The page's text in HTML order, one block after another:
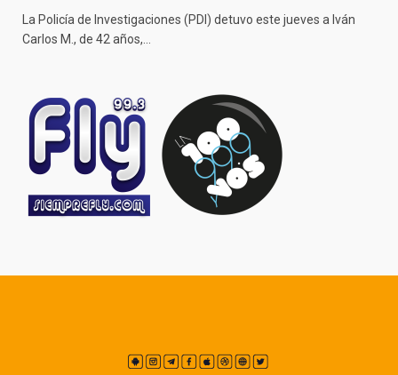
La Policía de Investigaciones (PDI) detuvo este jueves a Iván
Carlos M., de 42 años,…